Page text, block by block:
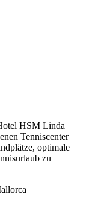
HSM Linda
Tenniscenter
optimale
zu